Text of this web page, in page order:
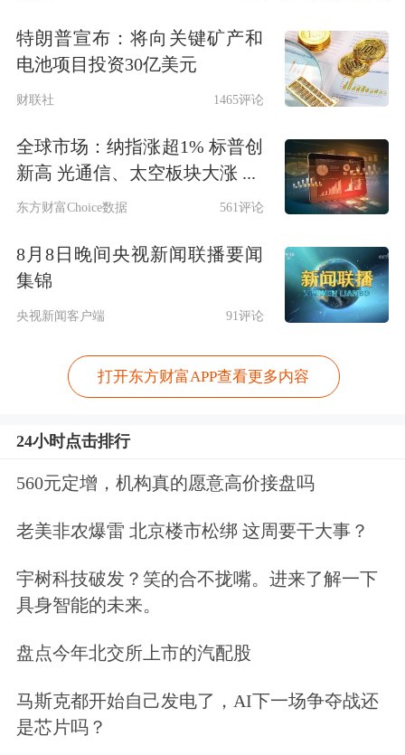
特朗普宣布：将向关键矿产和
电池项目投资30亿美元
财联社 1465评论
全球市场：纳指涨超1% 标普创
新高 光通信、太空板块大涨 ...
东方财富Choice数据 561评论
8月8日晚间央视新闻联播要闻
集锦
央视新闻客户端 91评论
打开东方财富APP查看更多内容
24小时点击排行
560元定增，机构真的愿意高价接盘吗
老美非农爆雷 北京楼市松绑 这周要干大事？
宇树科技破发？笑的合不拢嘴。进来了解一下
具身智能的未来。
盘点今年北交所上市的汽配股
马斯克都开始自己发电了，AI下一场争夺战还
是芯片吗？